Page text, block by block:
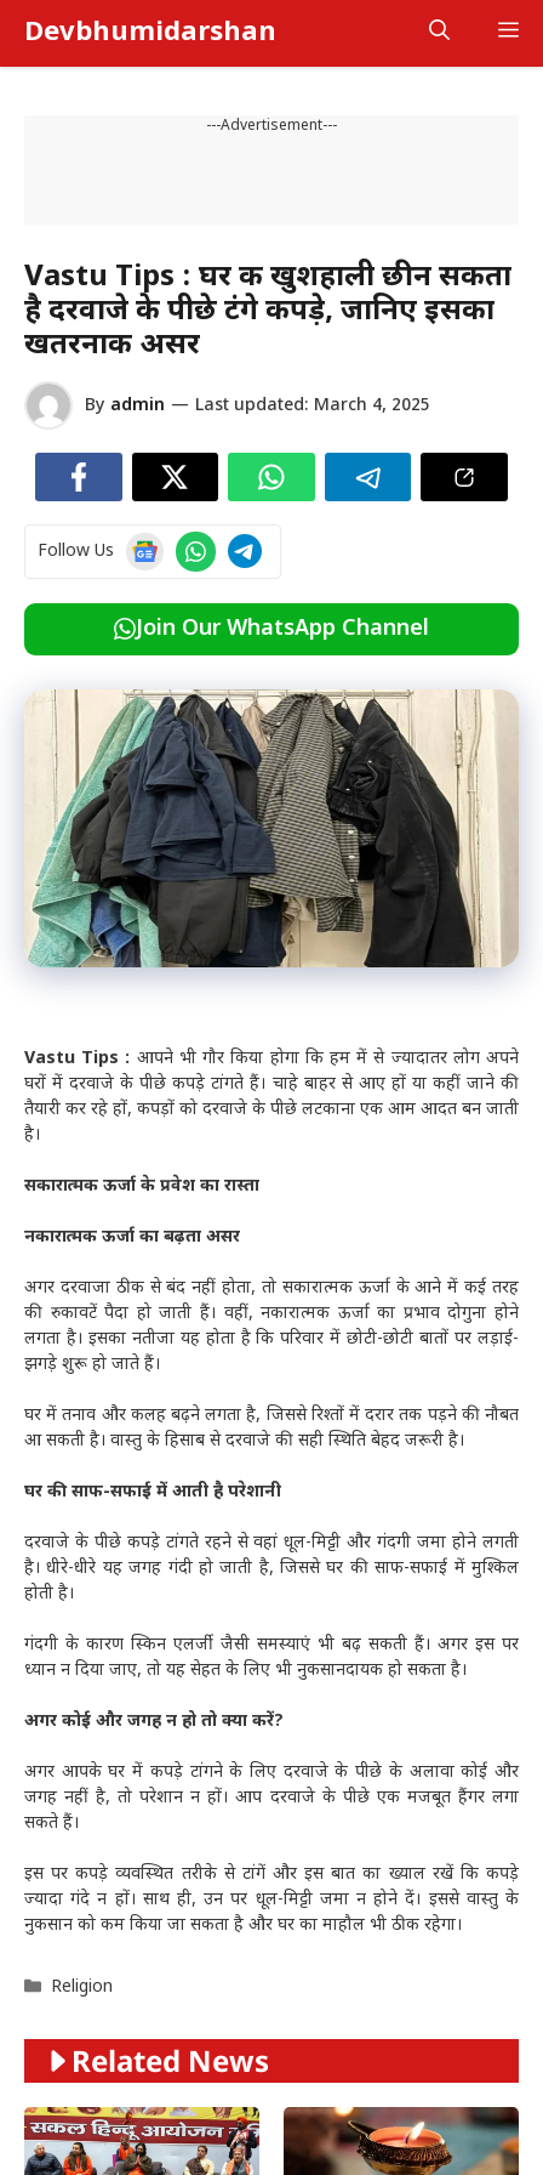
content
Devbhumidarshan
---Advertisement---
Vastu Tips : घर की खुशहाली छीन सकता
है दरवाजे के पीछे टंगे कपड़े, जानिए इसका
खतरनाक असर
By admin — Last updated: March 4, 2025
Follow Us
Join Our WhatsApp Channel
Vastu Tips : आपने भी गौर किया होगा कि हम में से ज्यादातर लोग अपने
घरों में दरवाजे के पीछे कपड़े टांगते हैं। चाहे बाहर से आए हों या कहीं जाने की
तैयारी कर रहे हों, कपड़ों को दरवाजे के पीछे लटकाना एक आम आदत बन जाती
है।
सकारात्मक ऊर्जा के प्रवेश का रास्ता
नकारात्मक ऊर्जा का बढ़ता असर
अगर दरवाजा ठीक से बंद नहीं होता, तो सकारात्मक ऊर्जा के आने में कई तरह
की रुकावटें पैदा हो जाती हैं। वहीं, नकारात्मक ऊर्जा का प्रभाव दोगुना होने
लगता है। इसका नतीजा यह होता है कि परिवार में छोटी-छोटी बातों पर लड़ाई-
झगड़े शुरू हो जाते हैं।
घर में तनाव और कलह बढ़ने लगता है, जिससे रिश्तों में दरार तक पड़ने की नौबत
आ सकती है। वास्तु के हिसाब से दरवाजे की सही स्थिति बेहद जरूरी है।
घर की साफ-सफाई में आती है परेशानी
दरवाजे के पीछे कपड़े टांगते रहने से वहां धूल-मिट्टी और गंदगी जमा होने लगती
है। धीरे-धीरे यह जगह गंदी हो जाती है, जिससे घर की साफ-सफाई में मुश्किल
होती है।
गंदगी के कारण स्किन एलर्जी जैसी समस्याएं भी बढ़ सकती हैं। अगर इस पर
ध्यान न दिया जाए, तो यह सेहत के लिए भी नुकसानदायक हो सकता है।
अगर कोई और जगह न हो तो क्या करें?
अगर आपके घर में कपड़े टांगने के लिए दरवाजे के पीछे के अलावा कोई और
जगह नहीं है, तो परेशान न हों। आप दरवाजे के पीछे एक मजबूत हैंगर लगा
सकते हैं।
इस पर कपड़े व्यवस्थित तरीके से टांगें और इस बात का ख्याल रखें कि कपड़े
ज्यादा गंदे न हों। साथ ही, उन पर धूल-मिट्टी जमा न होने दें। इससे वास्तु के
नुकसान को कम किया जा सकता है और घर का माहौल भी ठीक रहेगा।
Categories
Religion
Related News